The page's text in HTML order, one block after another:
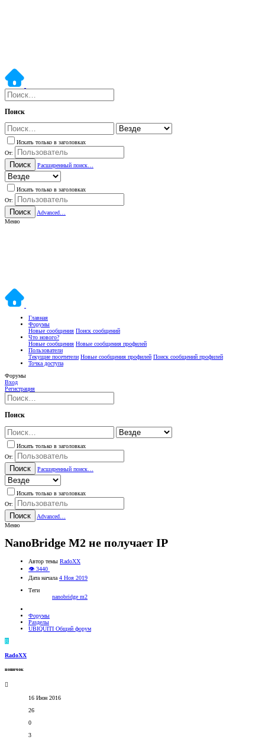
Поиск
Искать только в заголовках
От:
Поиск Расширенный поиск…
Искать только в заголовках
От:
Поиск
Advanced…
Меню
Главная
Форумы
Новые сообщения Поиск сообщений
Что нового?
Новые сообщения Новые сообщения профилей
Пользователи
Текущие посетители Новые сообщения профилей Поиск сообщений профилей
Точка доступа
Форумы
Вход
Регистрация
Поиск
Искать только в заголовках
От:
Поиск Расширенный поиск…
Искать только в заголовках
От:
Поиск
Advanced…
Меню
NanoBridge M2 не получает IP
Автор темы RadoXX
👁 3440
Дата начала 4 Ноя 2019
Теги
nanobridge m2
Форумы
Разделы
UBIQUITI Общий форум
R
RadoXX
новичок
16 Июн 2016
26
0
3